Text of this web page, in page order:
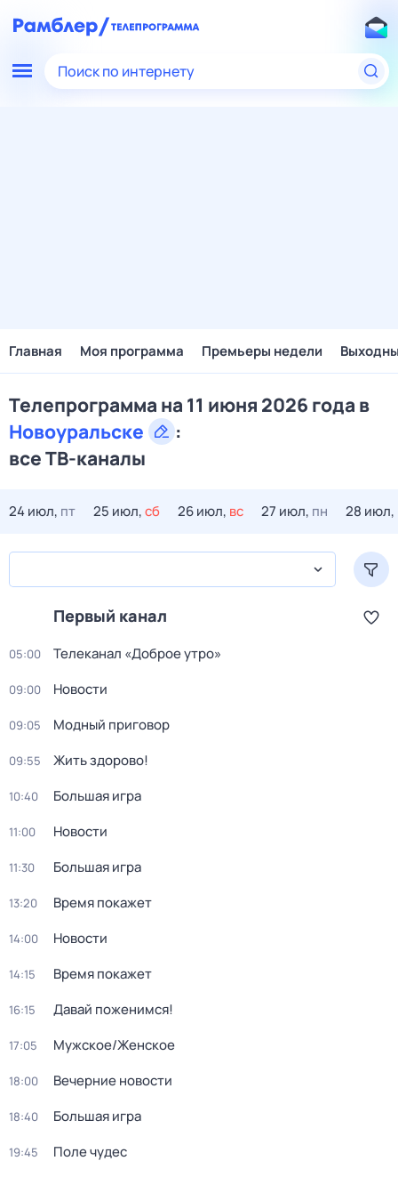
Поиск по интернету
Главная Моя программа Премьеры недели
Телепрограмма на 11 июня 2026 года в
Новоуральске
:
все ТВ-каналы
24 июл, пт 25 июл,сб 26 июл, вс 27 июл, пн 28 июл,
Первый канал
05:00 Телеканал «Доброе утро»
09:00 Новости
09:05 Модный приговор
09:55 Жить здорово!
10:40 Большая игра
11:00 Новости
11:30 Большая игра
13:20 Время покажет
14:00 Новости
14:15 Время покажет
16:15 Давай поженимся!
17:05 Мужское/Женское
18:00 Вечерние новости
18:40 Большая игра
19:45 Поле чудес